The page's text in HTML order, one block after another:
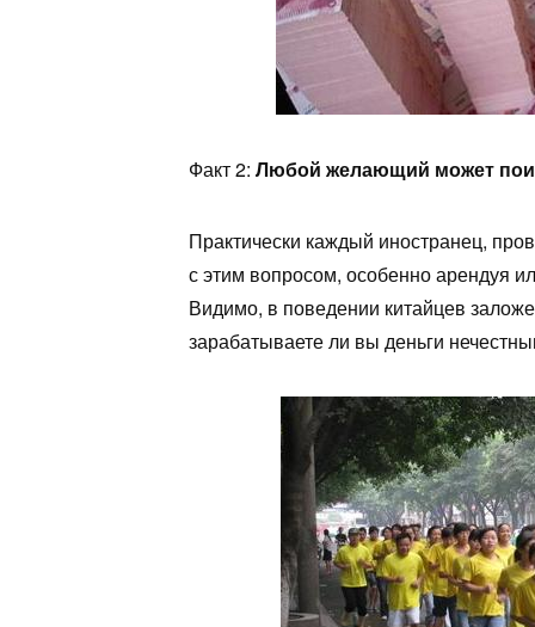
Факт 2: Любой желающий может
Практически каждый иностранец,
с этим вопросом, особенно арендуя
Видимо, в поведении китайцев
зарабатываете ли вы деньги